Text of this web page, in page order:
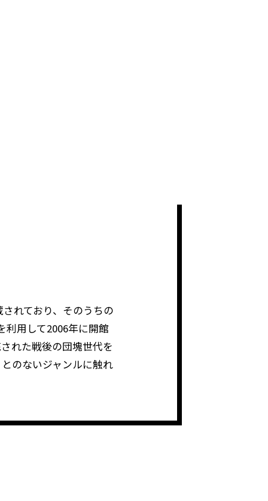
れており、そのうちの
利用して2006年に開館
れた戦後の団塊世代を
のないジャンルに触れ